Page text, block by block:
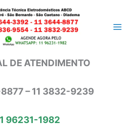
DE ATENDIMENTO
– 11 3832-9239
96231-1982